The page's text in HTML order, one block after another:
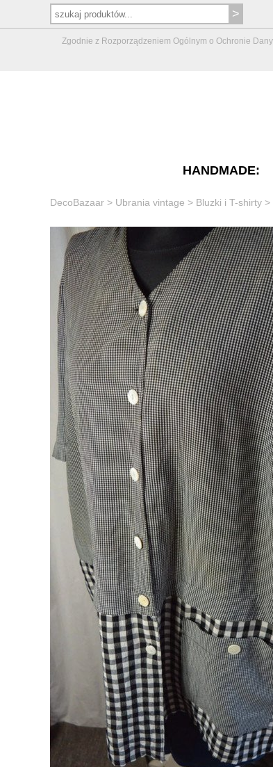
Zgodnie z Rozporządzeniem Ogólnym o Ochronie
HANDMADE:
DecoBazaar > Ubrania vintage > Bluzki i T-shirty >